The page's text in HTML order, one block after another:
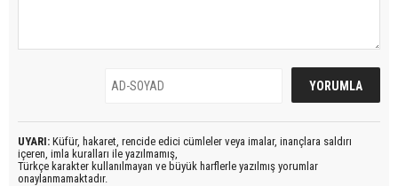
UYARI: Küfür, hakaret, rencide edici cümleler veya imalar, inançlara saldırı
içeren, imla kuralları ile yazılmamış,
Türkçe karakter kullanılmayan ve büyük harflerle yazılmış yorumlar
onaylanmamaktadır.